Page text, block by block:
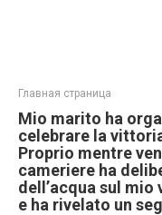
Главная страница
Mio marito ha
celebrare la
Proprio mentre
cameriere ha
dell’acqua sul
e ha rivelato un